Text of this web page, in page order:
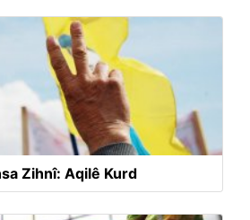
Zihnî: Aqilê Kurd